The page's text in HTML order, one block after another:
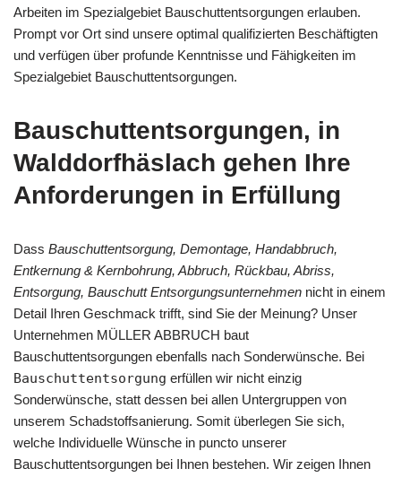
Arbeiten im Spezialgebiet Bauschuttentsorgungen erlauben.
Prompt vor Ort sind unsere optimal qualifizierten Beschäftigten
und verfügen über profunde Kenntnisse und Fähigkeiten im
Spezialgebiet Bauschuttentsorgungen.
Bauschuttentsorgungen, in
Walddorfhäslach gehen Ihre
Anforderungen in Erfüllung
Dass Bauschuttentsorgung, Demontage, Handabbruch,
Entkernung & Kernbohrung, Abbruch, Rückbau, Abriss,
Entsorgung, Bauschutt Entsorgungsunternehmen nicht in einem
Detail Ihren Geschmack trifft, sind Sie der Meinung? Unser
Unternehmen MÜLLER ABBRUCH baut
Bauschuttentsorgungen ebenfalls nach Sonderwünsche. Bei
Bauschuttentsorgung erfüllen wir nicht einzig
Sonderwünsche, statt dessen bei allen Untergruppen von
unserem Schadstoffsanierung. Somit überlegen Sie sich,
welche Individuelle Wünsche in puncto unserer
Bauschuttentsorgungen bei Ihnen bestehen. Wir zeigen Ihnen